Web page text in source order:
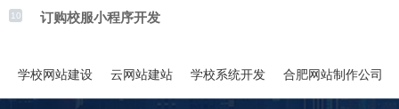
10 订购校服小程序开发
学校网站建设 云网站建站 学校系统开发 合肥网站制作公司